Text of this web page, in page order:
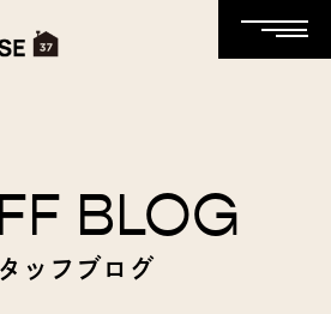
BLOG
ッフブログ